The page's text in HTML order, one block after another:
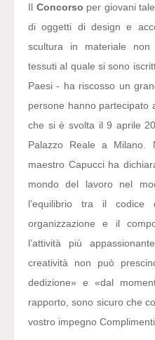
Il Concorso per giovani
di oggetti di design e
scultura in materiale
tessuti al quale si sono
Paesi - ha riscosso un
persone hanno partecipato
che si è svolta il 9 aprile
Palazzo Reale a Milano.
maestro Capucci ha
mondo del lavoro nel
l’equilibrio tra il codice
organizzazione e il
l’attività più
creatività non può
dedizione» e «dal
rapporto, sono sicuro che
vostro impegno Complimenti